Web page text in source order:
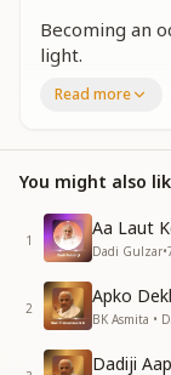
Becoming an
light.
light.
heart.
Sweet and
heart.
She was the
our beloved
She was the
our beloved
सौंप दी सारी
Read more
You might also
1
Aa Laut
Dadi Gulzar•
2
Apko
BK Asmita •
Dadiji